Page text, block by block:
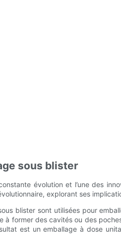
sous blister
évolution et l’une des
explorant ses
blister sont utilisées pour
à former des cavités ou des
est un emballage à dose